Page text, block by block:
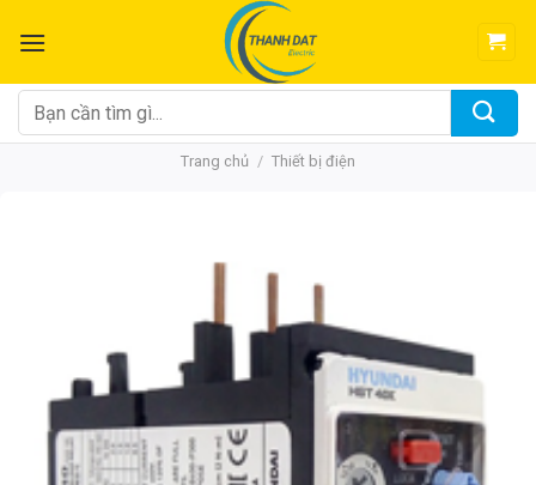
đến
dung
Tìm
kiếm:
Trang chủ / Thiết bị điện